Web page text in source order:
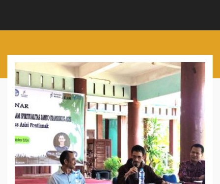
SEMINAR INTERNALISASI
NILAI-NILAI PANCUR KASIH
DALAM SPIRITUALITAS SFA